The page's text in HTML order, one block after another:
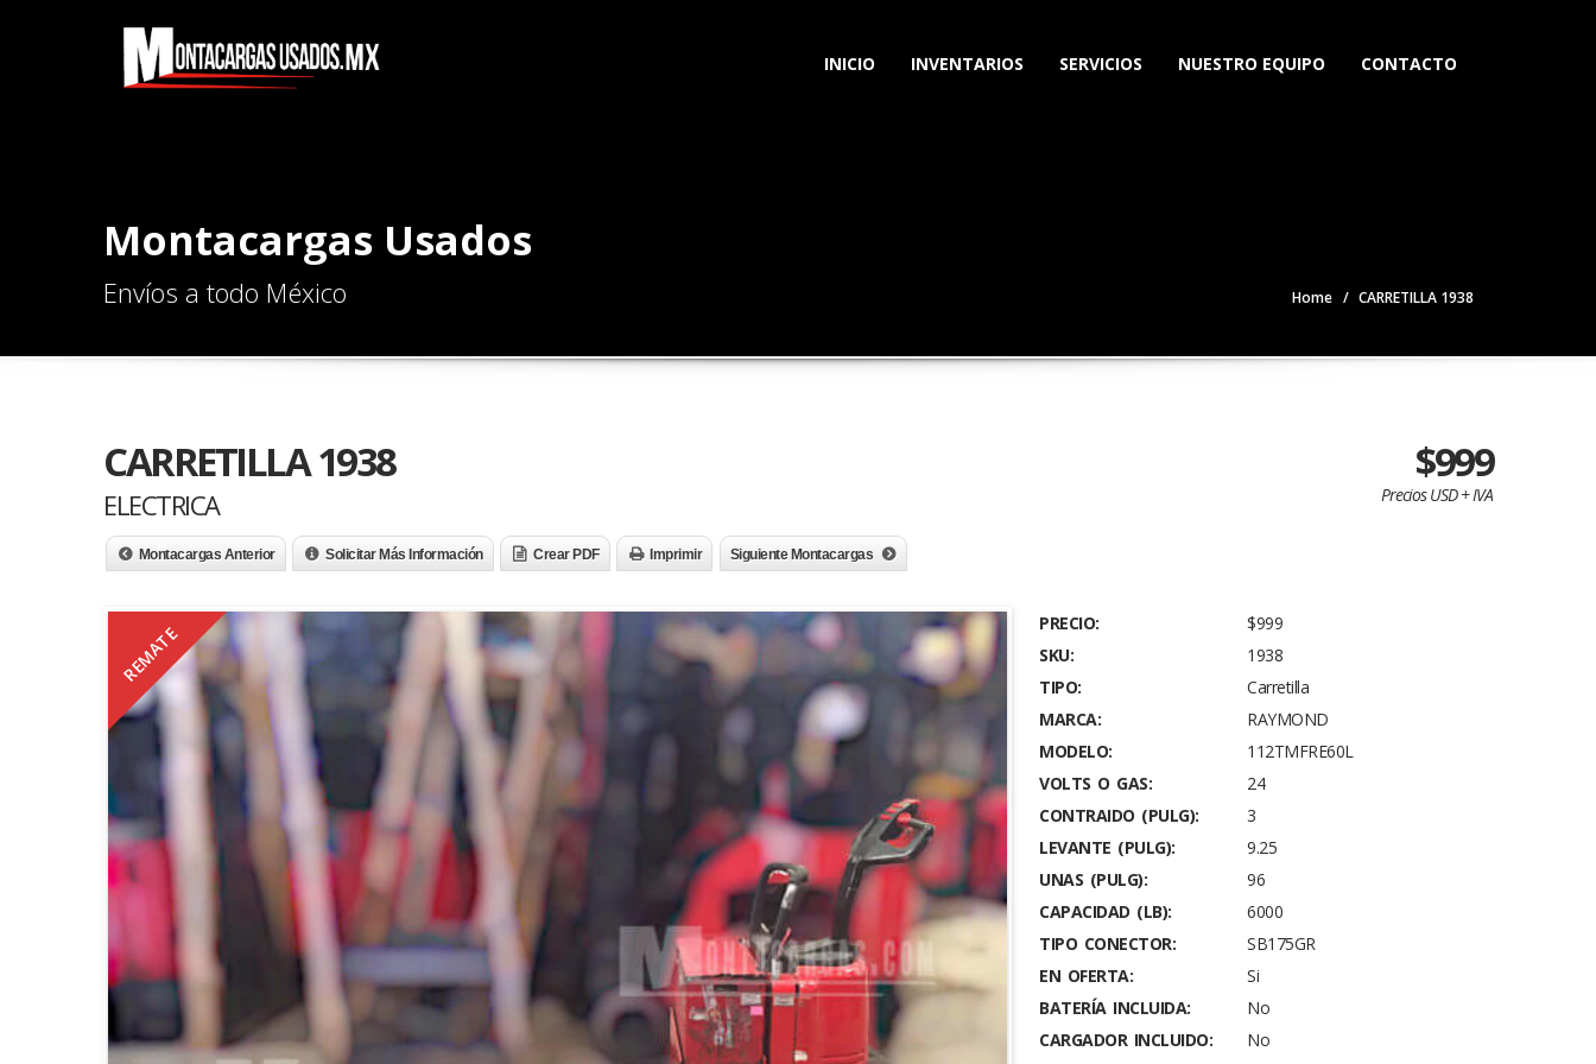
INICIO INVENTARIOS SERVICIOS NUESTRO EQUIPO CONTACTO
Montacargas Usados
Envíos a todo México Home CARRETILLA 1938
CARRETILLA 1938
ELECTRICA
$999
Precios USD + IVA
Montacargas Anterior Solicitar Más Información Crear PDF Imprimir Siguiente Montacargas
REMATE PRECIO:
$999
SKU:
1938
TIPO:
Carretilla
MARCA:
RAYMOND
MODELO:
112TMFRE60L
VOLTS O GAS:
24
CONTRAIDO (PULG):
3
LEVANTE (PULG):
9.25
UNAS (PULG):
96
CAPACIDAD (LB):
6000
TIPO CONECTOR:
SB175GR
EN OFERTA:
Si
BATERÍA INCLUIDA:
No
CARGADOR INCLUIDO:
No